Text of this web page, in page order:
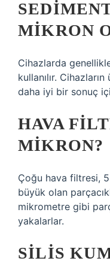
MIKRON
Cihazlarda
kullanılır.
daha iyi bir sonuç
HAVA
MIKRON?
Çoğu hava filtresi,
büyük olan
mikrometre gibi
yakalarlar.
SILIS